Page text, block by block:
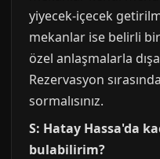
yiyecek-içecek
mekanlar ise belirli bir
özel anlaşmalarla
Rezervasyon
sormalısınız.
S: Hatay Hassa'da
bulabilirim?